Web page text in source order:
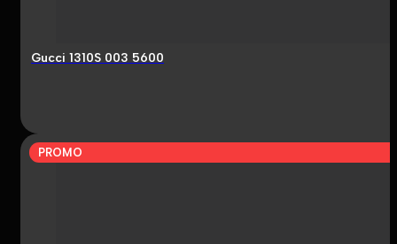
Gucci 1310S 003 5600
PROMO